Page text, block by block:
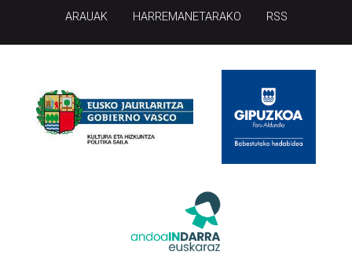
ARAUAK HARREMANETARAKO RSS